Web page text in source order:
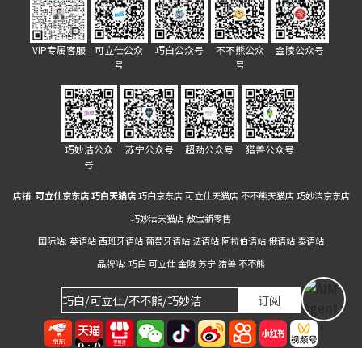
VIP专属客服
可立仕公众
号
巧白公众号
不不熊公众
号
金陵公众号
巧妙洁公众
号
苏宁公众号 超劲公众号 猎兽公众号
店铺: 可立仕京东店 巧白天猫店 巧白京东店 可立仕天猫店 不不熊天猫店 巧妙洁京东店
巧妙洁天猫店敖宝新零售
国际站: 英语站西班牙语站葡萄牙语站 法语站 阿拉伯语站俄语站 泰语站
品牌站: 巧白 可立仕金陵苏宁猎兽 不不熊